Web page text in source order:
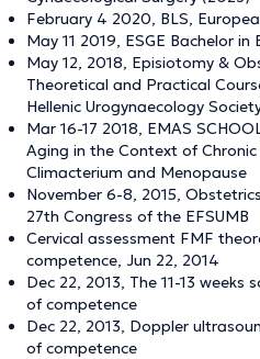
February 4 2020, BLS,
May 11 2019, ESGE Bachelor in
May 12, 2018, Episiotomy &
Theoretical and Practical
Hellenic Urogynaecology
Mar 16-17 2018, ΕΜΑS
Aging in the Context of
Climacterium and Menopause
November 6-8, 2015,
27th Congress of the EFSUMB
Cervical assessment FMF
competence, Jun 22, 2014
Dec 22, 2013, The 11-13
of competence
Dec 22, 2013, Doppler
of competence